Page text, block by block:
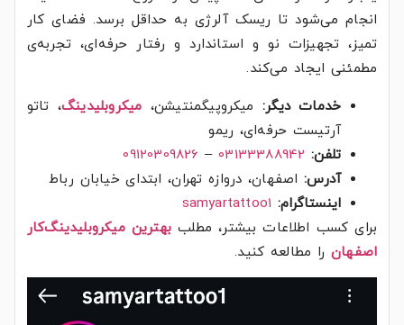
انجام می‌شود تا ریسک آلرژی به حداقل برسد. فضای کار
تمیز، تجهیزات نو و استاندارد و رفتار حرفه‌ای، تجربه‌ی
مطمئنی ایجاد می‌کند.
خدمات دیگر: میکروپیگمنتیشن، میکروبلیدینگ، تاتو
آرتیست حرفه‌ای، ریمو
تلفن: 03133388942
–
09120309826
آدرس:اصفهان، دروازه تهران، ابتدای خیابان رباط
اینستاگرام: samyartattoo1
برای کسب اطلاعات بیشتر، مطلب بهترین میکروبلیدینگ‌کار
اصفهان را مطالعه کنید.